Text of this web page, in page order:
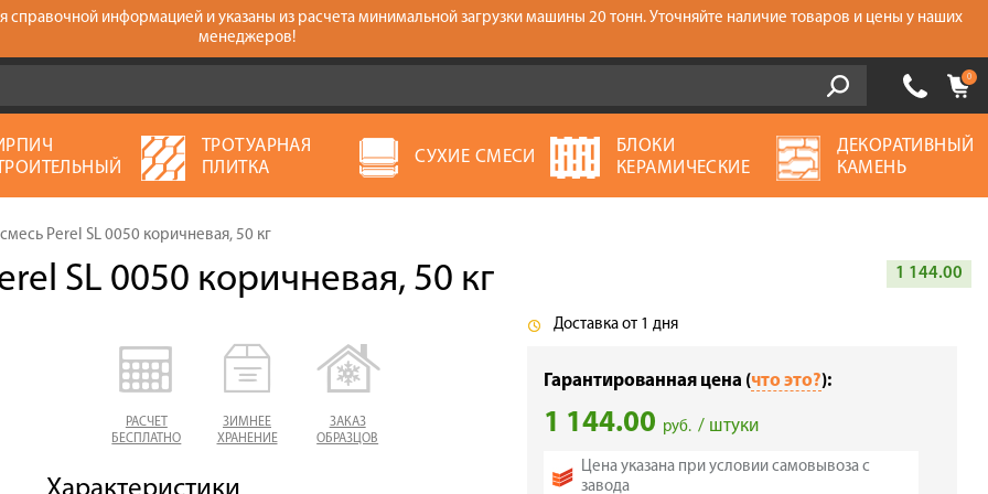
справочной информацией и указаны из расчета минимальной загрузки машины 20 тонн. Уточняйте наличие товаров и цены у наших
менеджеров!
0
ТРОТУАРНАЯ
ПЛИТКА
СУХИЕ СМЕСИ
БЛОКИ
КЕРАМИЧЕСКИЕ
ДЕКОРАТИВНЫЙ
КАМЕНЬ
Perel SL 0050 коричневая, 50 кг
SL 0050 коричневая, 50 кг 1 144.00
РАСЧЕТ
БЕСПЛАТНО
ЗИМНЕЕ
ХРАНЕНИЕ
ЗАКАЗ
ОБРАЗЦОВ
Доставка от 1 дня
Гарантированная цена (что это?):
1 144.00 руб. / штуки
Цена указана при условии самовывоза с
завода